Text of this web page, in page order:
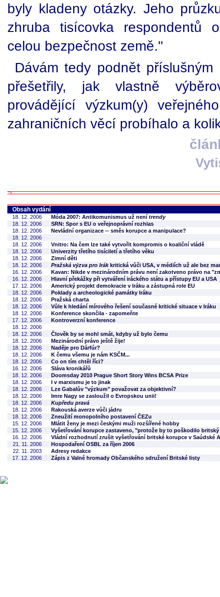
byly kladeny otázky. Jeho
zhruba tisícovka respondentů
celou bezpečnost země."
Dávám tedy podnět
přešetřily, jak vlastně
provádějící výzkum(y)
zahraničních věcí probíhalo a
Obsah vydání
18. 12. 2006 Móda 2007: Antikomunismus už není trendy
18. 12. 2006
SRN: Spor s EU o veřejnoprávní rozhlas
18. 12. 2006
Nevládní organizace -- směs korupce a manipulace?
18. 12. 2006
18. 12. 2006
Vnitro: Na čem lze také vytvořit kompromis o koaliční vládě
18. 12. 2006
Univerzity třetího tisíciletí a třetího věku
18. 12. 2006
Zimní děti
18. 12. 2006
Pražská výzva pro Irákkritická vůči USA, v médiích už ale bez
16. 12. 2006
Kavan: Nikde v mezinárodním právu není zakotveno právo na
16. 12. 2006
Hlavní překážky při vytváření iráckého státu a přístupy EU a USA
17. 12. 2006
Americký projekt demokracie v Iráku a zástupná role EU
18. 12. 2006
Poklady a archeologické památky Iráku
18. 12. 2006
Pražská charta
18. 12. 2006
Vůle k hledání mírového řešení současné kritické situace v Iráku
18. 12. 2006
Konference skončila - zapomeňte
17. 12. 2006
Kontroverzní konference
18. 12. 2006
18. 12. 2006
Člověk by se mohl smát, kdyby už bylo čemu
18. 12. 2006
Mezinárodní právo ještě žije!
18. 12. 2006
Naděje pro Dárfúr?
18. 12. 2006
K čemu všemu je nám KSČM...
18. 12. 2006
Co on tím chtěl říci?
16. 12. 2006
Sláva kronikářů
18. 12. 2006
Doomsday 2010 Prague Short Story Wins BCSA Prize
18. 12. 2006
I v marxismu je to jinak
18. 12. 2006
Lze Gabalův "výzkum" považovat za objektivní?
18. 12. 2006
Imre Nagy se zasloužil o Evropskou unii!
18. 12. 2006
Kupředu pravá
18. 12. 2006
Rakouská averze vůči jádru
18. 12. 2006
Zneužití monopolního postavení ČEZu
15. 12. 2006
Mlátit ženy je mezi českými muži rozšířené hobby
15. 12. 2006
Vyšetřování korupce zastaveno, "protože by to poškodilo
16. 12. 2006
Vládní rozhodnutí zrušit vyšetřování britské korupce v Saúdské
21. 11. 2006
Hospodaření OSBL za říjen 2006
22. 11. 2003
Adresy redakce
17. 12. 2006
Zápis z Valné hromady Občanského sdružení Britské listy